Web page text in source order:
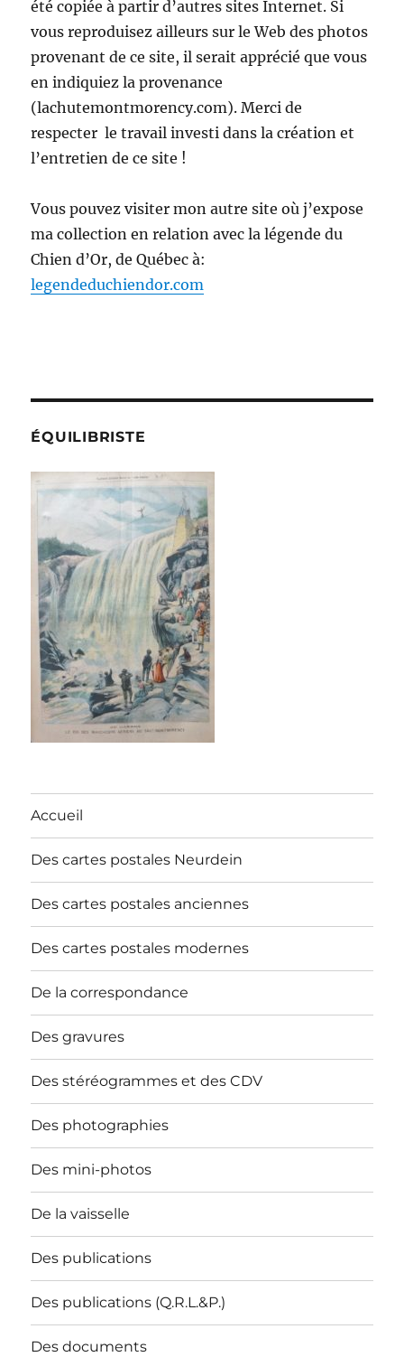
été copiée à partir d’autres sites Internet. Si
vous reproduisez ailleurs sur le Web des photos
provenant de ce site, il serait apprécié que vous
en indiquiez la provenance
(lachutemontmorency.com). Merci de
respecter le travail investi dans la création et
l’entretien de ce site !
Vous pouvez visiter mon autre site où j’expose
ma collection en relation avec la légende du
Chien d’Or, de Québec à:
legendeduchiendor.com
ÉQUILIBRISTE
Accueil
Des cartes postales Neurdein
Des cartes postales anciennes
Des cartes postales modernes
De la correspondance
Des gravures
Des stéréogrammes et des CDV
Des photographies
Des mini-photos
De la vaisselle
Des publications
Des publications (Q.R.L.&P.)
Des documents